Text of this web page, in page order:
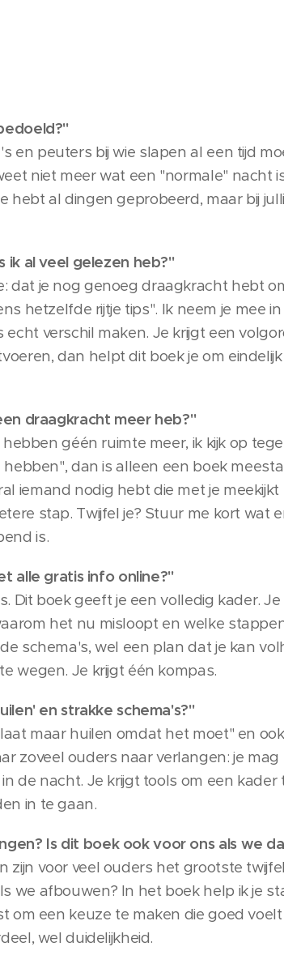
en peuters bij wie slapen al een tijd
niet meer wat een "normale" nacht
hebt al dingen geprobeerd, maar bij
ik al veel gelezen heb?"
dat je nog genoeg draagkracht hebt
hetzelfde rijtje tips". Ik neem je mee
verschil maken. Je krijgt een
dan helpt dit boek je om
draagkracht meer heb?"
hebben géén ruimte meer, ik kijk op
dan is alleen een boek
iemand nodig hebt die met je meekijkt
stap. Twijfel je? Stuur me kort wat
is.
alle gratis info online?"
Dit boek geeft je een volledig kader.
het nu misloopt en welke
schema's, wel een plan dat je kan
wegen. Je krijgt één kompas.
en strakke schema's?"
maar huilen omdat het moet" en
zoveel ouders naar verlangen: je
de nacht. Je krijgt tools om een
in te gaan.
Is dit boek ook voor ons als we
zijn voor veel ouders het grootste
we afbouwen? In het boek help ik je
om een keuze te maken die goed
wel duidelijkheid.